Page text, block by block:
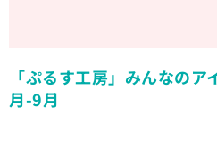
「ぷるす工房」みんなの
月-9月